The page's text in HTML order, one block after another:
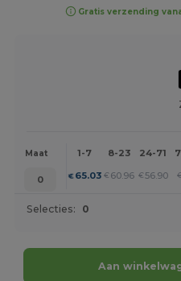
Gratis verzending
Maat 1-7 8-23 24-71
0 €65.03 € 60.96 € 56.90 €
Selecties: 0
Aan